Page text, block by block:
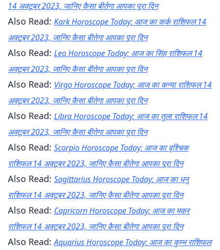
14 अक्टूबर 2023, जानिए कैसा बीतेगा आपका पूरा दिन
Also Read: Kark Horoscope Today: आज का कर्क राशिफल 14
अक्टूबर 2023, जानिए कैसा बीतेगा आपका पूरा दिन
Also Read: Leo Horoscope Today: आज का सिंह राशिफल 14
अक्टूबर 2023, जानिए कैसा बीतेगा आपका पूरा दिन
Also Read: Virgo Horoscope Today: आज का कन्या राशिफल 14
अक्टूबर 2023, जानिए कैसा बीतेगा आपका पूरा दिन
Also Read: Libra Horoscope Today: आज का तुला राशिफल 14
अक्टूबर 2023, जानिए कैसा बीतेगा आपका पूरा दिन
Also Read: Scorpio Horoscope Today: आज का वृश्चिक
राशिफल 14 अक्टूबर 2023, जानिए कैसा बीतेगा आपका पूरा दिन
Also Read: Sagittarius Horoscope Today: आज का धनु
राशिफल 14 अक्टूबर 2023, जानिए कैसा बीतेगा आपका पूरा दिन
Also Read: Capricorn Horoscope Today: आज का मकर
राशिफल 14 अक्टूबर 2023, जानिए कैसा बीतेगा आपका पूरा दिन
Also Read:Aquarius Horoscope Today: आज का कुम्भ राशिफल